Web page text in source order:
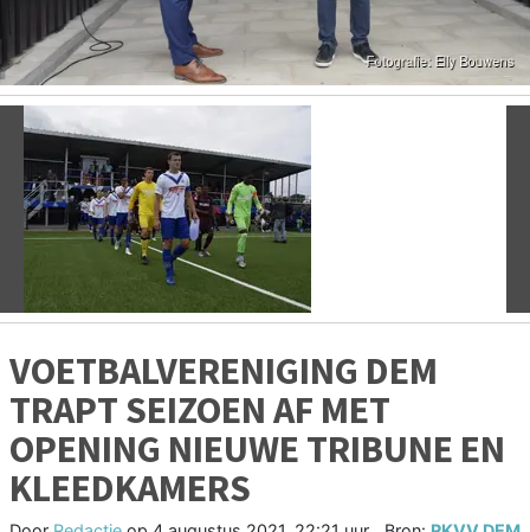
Vorige
VOETBALVERENIGING DEM
TRAPT SEIZOEN AF MET
OPENING NIEUWE TRIBUNE EN
KLEEDKAMERS